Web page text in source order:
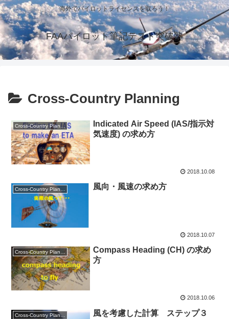
海外でパイロットライセンスを取ろう！
FAAパイロット筆記テスト突破塾
Cross-Country Planning
Cross-Country Planning
Indicated Air Speed (IAS/指示対
気速度) の求め方
2018.10.08
Cross-Country Planning 風向・風速の求め方
2018.10.07
Cross-Country Planning
Compass Heading (CH) の求め
方
2018.10.06
Cross-Country Planning 風を考慮した計算 ステップ３